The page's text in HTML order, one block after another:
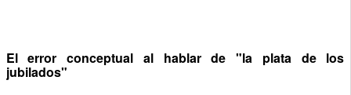
El error conceptual al hablar de "la plata de los
jubilados"